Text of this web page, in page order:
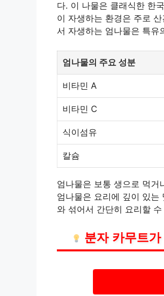
다. 이 나물은 클래식한 한
이 자생하는 환경은 주로
서 자생하는 엄나물은 특유
엄나물의 주요 성분
비타민 A
비타민 C
식이섬유
칼슘
엄나물은 보통 생으로 먹거
엄나물은 요리에 깊이 있는
와 섞어서 간단히 요리할
분자 카무트